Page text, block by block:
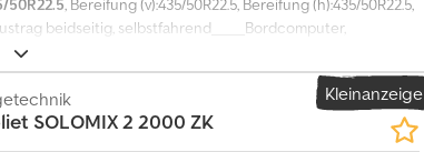
50R22.5, Bereifung (v):435/50R22.5, Bereifung (h):435/50R22.5,
beidseitig, selbstfahrend_____Bordcomputer,
defekt, Klima, Radio, 8800 Bh,Lagerort:Kunde
Kleinanzeige
SOLOMIX 2 2000 ZK